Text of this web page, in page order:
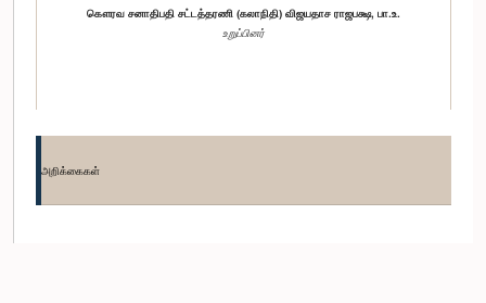
கௌரவ சனாதிபதி சட்டத்தரணி (கலாநிதி) விஜயதாச ராஜபக்ஷ, பா.உ.
உறுப்பினர்
அறிக்கைகள்